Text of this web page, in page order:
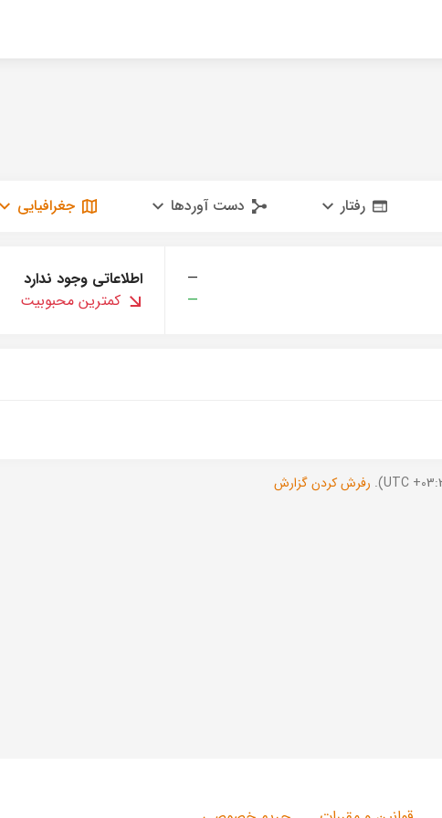
رفتار دست آوردها جغرافیایی
—
—
اطلاعاتی وجود ندارد
کمترین محبوبیت
رفرش کردن گزارش